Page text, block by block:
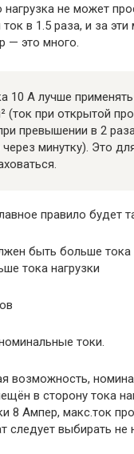
нагрузка не может
ток в 1.5 раза, и за
— это много.
10 А лучше
(ток при открытой
превышении в 2
минутку). Это
правило будет
быть больше тока
тока нагрузки
токи.
возможность,
в сторону тока
8 Ампер, макс.ток
следует выбирать не